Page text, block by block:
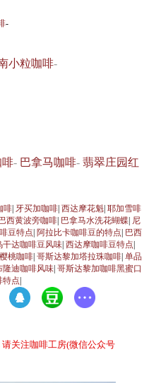
-
小粒咖啡-
啡- 巴拿马咖啡-翡翠庄园红
啡| 牙买加咖啡|西达摩花魁|耶加雪啡
西黄波旁咖啡| 巴拿马水洗花蝴蝶| 尼
豆特点|阿拉比卡咖啡豆的特点| 巴西
干达咖啡豆风味|西达摩咖啡豆特点|
桃咖啡|哥斯达黎加塔拉珠咖啡|单品
隆迪咖啡风味|哥斯达黎加咖啡黑蜜口
特点|
关注咖啡工房(微信公众号